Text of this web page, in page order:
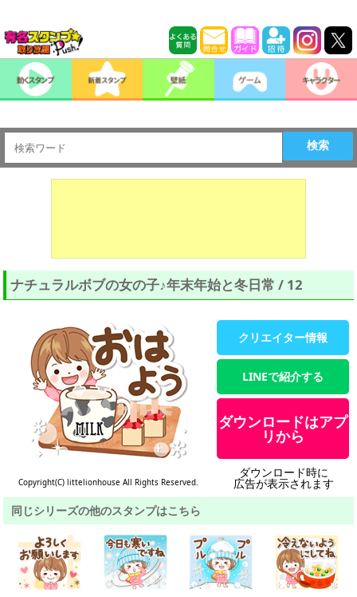
検索
ナチュラルボブの女の子♪年末年始と冬日常 / 12
Copyright(C) littelionhouse All Rights Reserved.
クリエイター情報
LINEで紹介する
ダウンロードはアプ
リから
ダウンロード時に
広告が表示されます
同じシリーズの他のスタンプはこちら